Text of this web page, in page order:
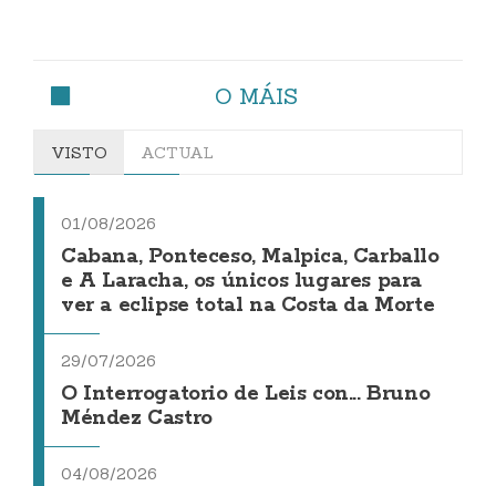
O MÁIS
VISTO ACTUAL
01/08/2026
Cabana, Ponteceso, Malpica, Carballo
e A Laracha, os únicos lugares para
ver a eclipse total na Costa da Morte
29/07/2026
O Interrogatorio de Leis con... Bruno
Méndez Castro
04/08/2026